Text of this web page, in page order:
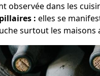
observée dans les
: elles se
surtout les